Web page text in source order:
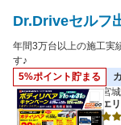
へこみキズ
キズのサイズ
※5cm以下から
Dr.Driveセルフ
年間3万台以上の施工実
す♪
5%ポイント貯まる
宮
エ